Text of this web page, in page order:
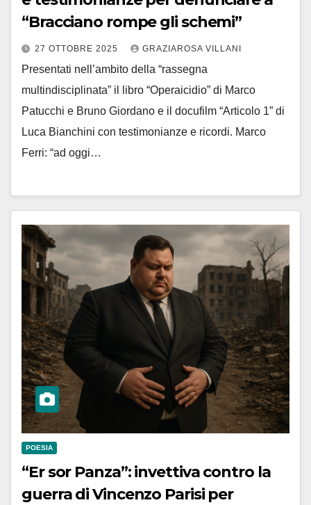
“Bracciano rompe gli schemi”
27 OTTOBRE 2025 GRAZIAROSA VILLANI
Presentati nell’ambito della “rassegna
multindisciplinata” il libro “Operaicidio” di Marco
Patucchi e Bruno Giordano e il docufilm “Articolo 1” di
Luca Bianchini con testimonianze e ricordi. Marco
Ferri: “ad oggi…
POESIA
“Er sor Panza”: invettiva contro la
guerra di Vincenzo Parisi per